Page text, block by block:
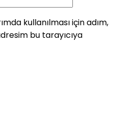
kullanılması için adım,
bu tarayıcıya